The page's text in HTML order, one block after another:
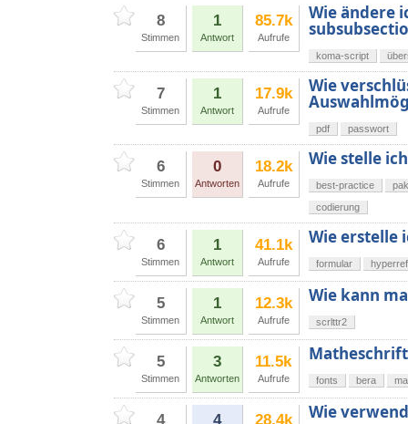
8
Stimmen
1
Antwort
85.7k
Aufrufe
Wie ändere
koma-script
7
Stimmen
1
Antwort
17.9k
Aufrufe
Wie
pdf passwort
6
Stimmen
0
Antworten
18.2k
Aufrufe
Wie stelle
best-practice
codierung
6
Stimmen
1
Antwort
41.1k
Aufrufe
Wie erstelle
formular hyperref
5
Stimmen
1
Antwort
12.3k
Aufrufe
Wie kann
scrlttr2
5
Stimmen
3
Antworten
11.5k
Aufrufe fonts bera
4 4 28.4k Wie